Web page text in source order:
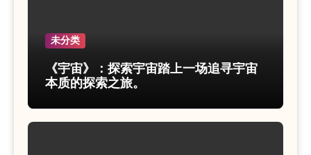
未分类
《宇宙》：探索宇宙踏上一场追寻宇宙
本质的探索之旅。